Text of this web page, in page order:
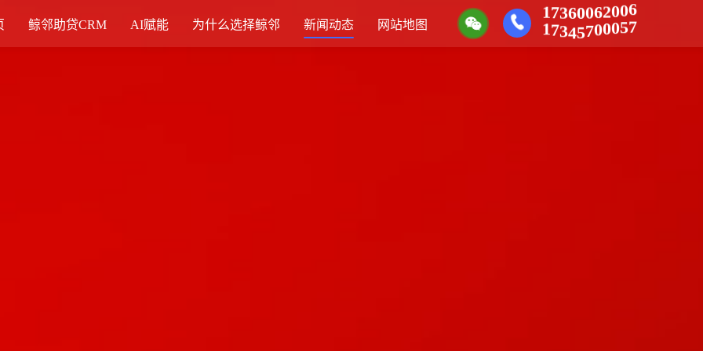
鲸邻助贷CRM AI赋能 为什么选择鲸邻 新闻动态 网站地图
17360062006
17345700057